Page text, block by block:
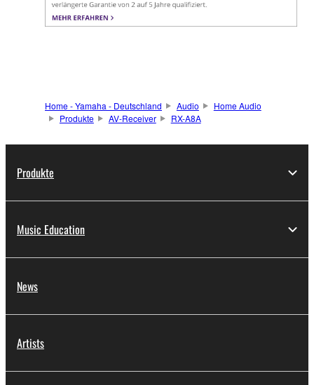
Home - Yamaha - Deutschland Audio
Home Audio
Produkte
AV-Receiver RX-A8A
Produkte
Music Education
News
Artists